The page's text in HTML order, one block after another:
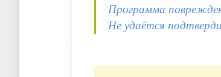
Программа
Не удаётся